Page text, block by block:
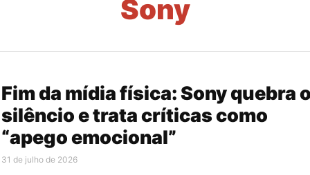
Sony
Fim da mídia física: Sony quebra
silêncio e trata críticas como
“apego emocional”
31 de julho de 2026